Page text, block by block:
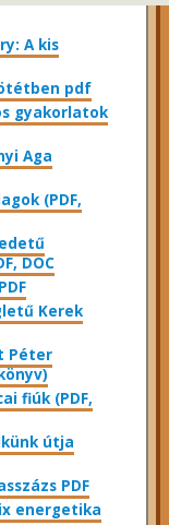
A kis
pdf
gyakorlatok
Aga
(PDF,
DOC
Kerek
Péter
fiúk (PDF,
útja
PDF
energetika